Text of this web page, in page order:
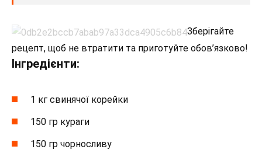
Зберігайте
рецепт, щоб не втратити та приготуйте обов’язково!
Інгредієнти:
1 кг свинячої корейки
150 гр кураги
150 гр чорносливу